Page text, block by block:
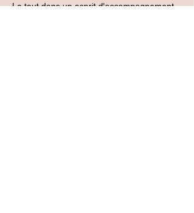
Le tout dans un esprit d'accompagnement,